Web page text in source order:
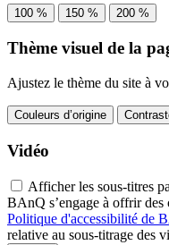
100 % 150 % 200 %
Thème visuel de la
Ajustez le thème du site à
Couleurs d’origine
Vidéo
Afficher les sous-titres
BAnQ s’engage à offrir des
Politique d'accessibilité de
relative au sous-titrage des